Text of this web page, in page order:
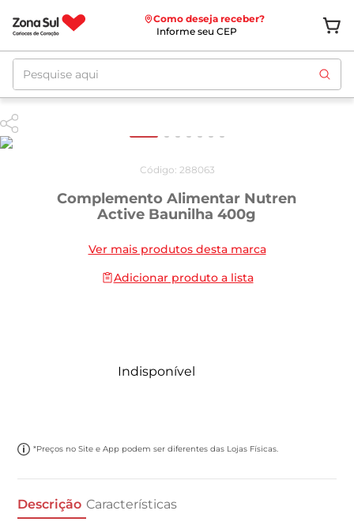
Como deseja receber?
Informe seu CEP
Pesquise aqui
Código: 288063
Complemento Alimentar Nutren
Active Baunilha 400g
Ver mais produtos desta marca
Adicionar produto a lista
Indisponível
*Preços no Site e App podem ser diferentes das Lojas Físicas.
Descrição Características